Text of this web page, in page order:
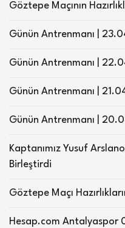
Göztepe Maçının
Günün Antrenmanı |
Günün Antrenmanı |
Günün Antrenmanı |
Günün Antrenmanı |
Kaptanımız Yusuf
Birleştirdi
Göztepe Maçı
Hesap.com Antalyaspor